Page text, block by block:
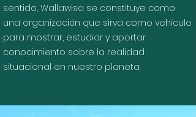
sentido, Wallawisa se constituye como
una organización que sirva como vehículo
para mostrar, estudiar y aportar
conocimiento sobre la realidad
situacional en nuestro planeta.